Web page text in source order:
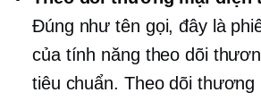
Đúng như tên gọi, đây là
của tính năng theo dõi
tiêu chuẩn. Theo dõi thương